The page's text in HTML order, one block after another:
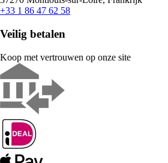
+33 1 86 47 62 58
Veilig betalen
Koop met vertrouwen op onze site